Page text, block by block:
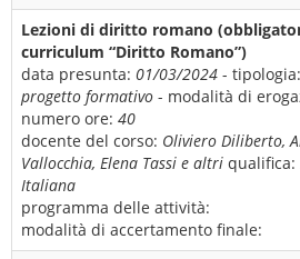
Lezioni di diritto romano
curriculum “Diritto Romano”)
data presunta: 01/03/2024 - tipologia:
progetto formativo - modalità di
numero ore: 40
docente del corso: Oliviero Diliberto,
Vallocchia, Elena Tassi e altri qualifica:
Italiana
programma delle attività:
modalità di accertamento finale: